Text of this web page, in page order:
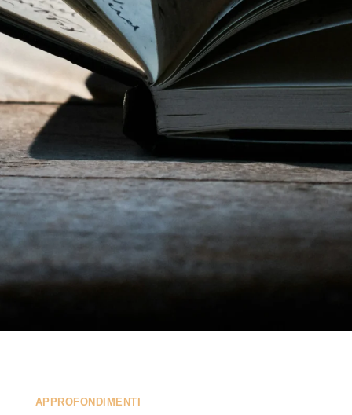
APPROFONDIMENTI